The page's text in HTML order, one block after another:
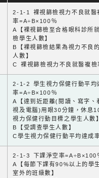
2-1-1 裸視篩檢視力不良就醫
率=A÷B×100％
A【裸視篩檢至合格眼科診所
檢學生人數】
B【裸視篩檢結果為視力不良
人數】
C 裸視篩檢視力不良就醫複檢
2-1-2 學生視力保健行動平均
率=A÷B×100％
A【達到近距離(閱讀、寫字、
視及電腦)用眼30分鐘，休息
視力保健行動目標之學生人數
B【受調查學生人數】
C學生視力保健行動平均達成
2-1-3 下課淨空率=A÷B×100
A【每節下課有90%以上的學
室外的班級數】